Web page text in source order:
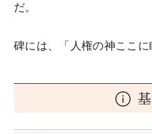
だ。
碑には、「人権の神ここに